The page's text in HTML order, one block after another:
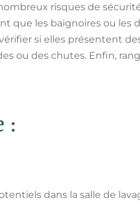
risques de
que les baignoires ou les
si elles présentent
ou des chutes. Enfin,
:
dans la salle de